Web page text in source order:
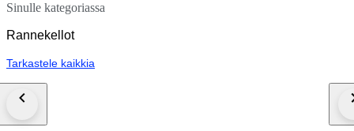
Sinulle kategoriassa
Rannekellot
Tarkastele kaikkia